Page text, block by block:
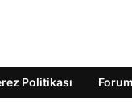
Politikası Forum